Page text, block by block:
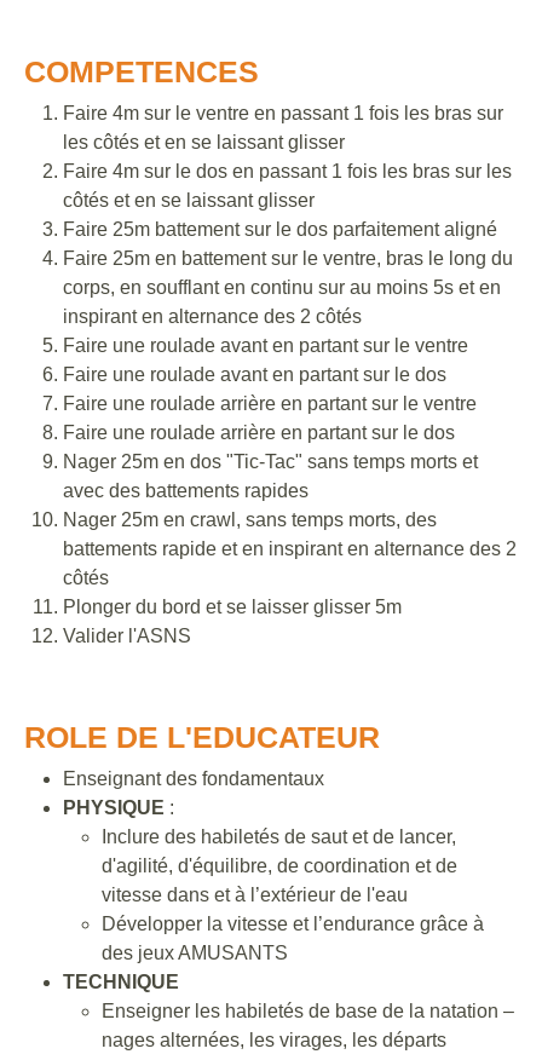
COMPETENCES
Faire 4m sur le ventre en passant 1 fois les bras sur
les côtés et en se laissant glisser
Faire 4m sur le dos en passant 1 fois les bras sur les
côtés et en se laissant glisser
Faire 25m battement sur le dos parfaitement aligné
Faire 25m en battement sur le ventre, bras le long du
corps, en soufflant en continu sur au moins 5s et en
inspirant en alternance des 2 côtés
Faire une roulade avant en partant sur le ventre
Faire une roulade avant en partant sur le dos
Faire une roulade arrière en partant sur le ventre
Faire une roulade arrière en partant sur le dos
Nager 25m en dos "Tic-Tac" sans temps morts et
avec des battements rapides
Nager 25m en crawl, sans temps morts, des
battements rapide et en inspirant en alternance des 2
côtés
Plonger du bord et se laisser glisser 5m
Valider l'ASNS
ROLE DE L'EDUCATEUR
Enseignant des fondamentaux
PHYSIQUE :
Inclure des habiletés de saut et de lancer,
d'agilité, d'équilibre, de coordination et de
vitesse dans et à l’extérieur de l'eau
Développer la vitesse et l’endurance grâce à
des jeux AMUSANTS
TECHNIQUE
Enseigner les habiletés de base de la natation –
nages alternées, les virages, les départs